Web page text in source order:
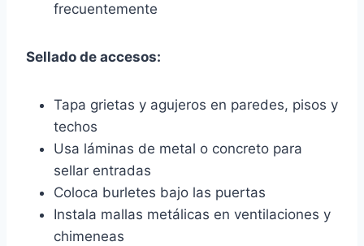
frecuentemente
Sellado de accesos:
Tapa grietas y agujeros en paredes, pisos y
techos
Usa láminas de metal o concreto para
sellar entradas
Coloca burletes bajo las puertas
Instala mallas metálicas en ventilaciones y
chimeneas